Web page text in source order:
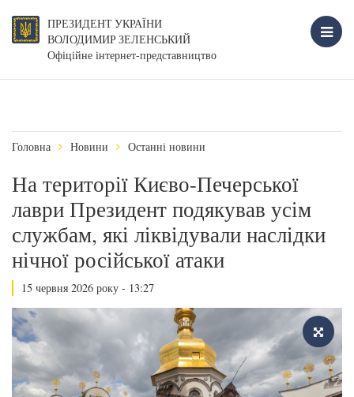
ПРЕЗИДЕНТ УКРАЇНИ
ВОЛОДИМИР ЗЕЛЕНСЬКИЙ
Офіційне інтернет-представництво
Головна Новини Останні новини
На території Києво-Печерської
лаври Президент подякував усім
службам, які ліквідували наслідки
нічної російської атаки
15 червня 2026 року - 13:27